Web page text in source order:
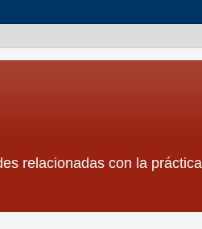
relacionadas con la